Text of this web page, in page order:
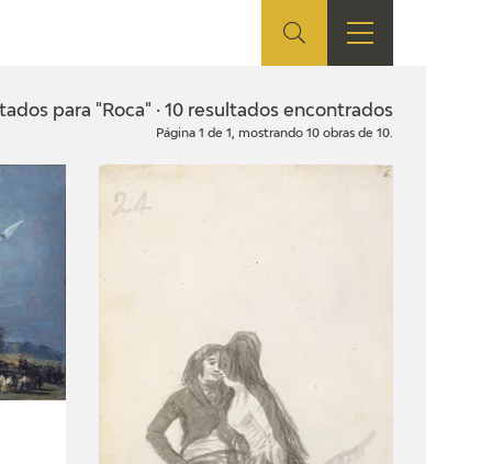
TIENDA EDUCA
FICHAS ARASAAC
para "Roca" · 10 resultados encontrados
Página 1 de 1, mostrando 10 obras de 10.